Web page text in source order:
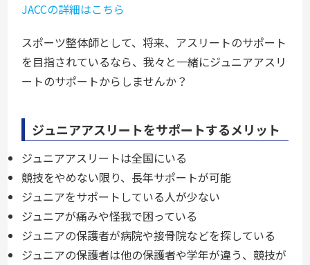
JACCの詳細はこちら
スポーツ整体師として、将来、アスリートのサポート
を目指されているなら、我々と一緒にジュニアアスリ
ートのサポートからしませんか？
ジュニアアスリートをサポートするメリット
ジュニアアスリートは全国にいる
競技をやめない限り、長年サポートが可能
ジュニアをサポートしている人が少ない
ジュニアが痛みや怪我で困っている
ジュニアの保護者が病院や接骨院などを探している
ジュニアの保護者は他の保護者や学年が違う、競技が